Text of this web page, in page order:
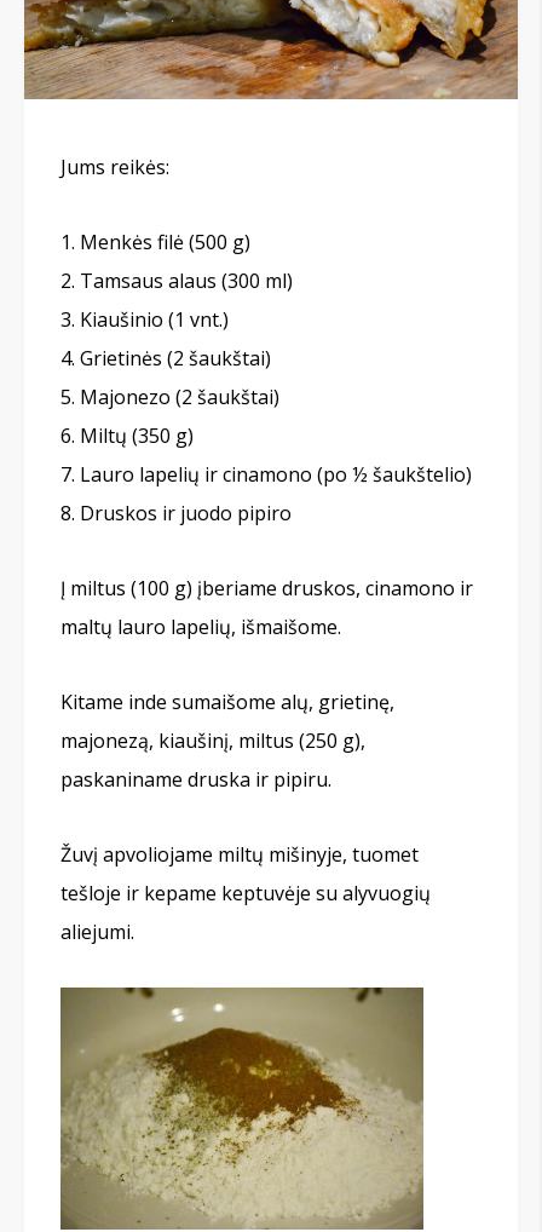
Jums reikės:
Menkės filė (500 g)
Tamsaus alaus (300 ml)
Kiaušinio (1 vnt.)
Grietinės (2 šaukštai)
Majonezo (2 šaukštai)
Miltų (350 g)
Lauro lapelių ir cinamono (po ½ šaukštelio)
Druskos ir juodo pipiro
Į miltus (100 g) įberiame druskos, cinamono ir
maltų lauro lapelių, išmaišome.
Kitame inde sumaišome alų, grietinę,
majonezą, kiaušinį, miltus (250 g),
paskaniname druska ir pipiru.
Žuvį apvoliojame miltų mišinyje, tuomet
tešloje ir kepame keptuvėje su alyvuogių
aliejumi.